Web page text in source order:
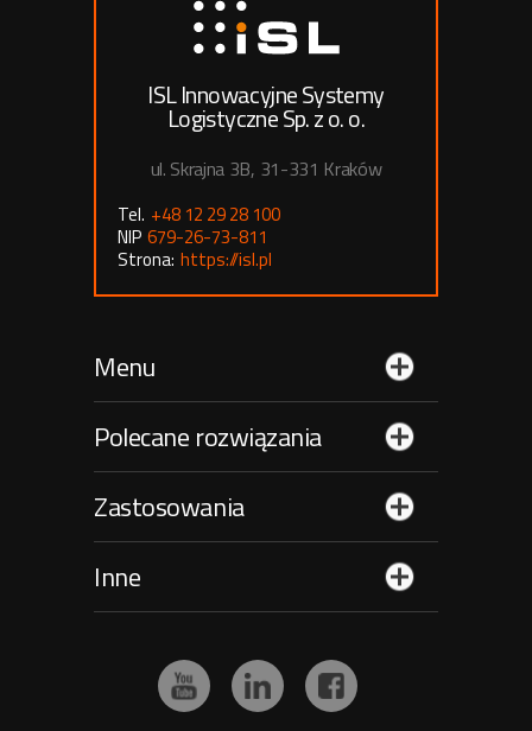
ISL Innowacyjne Systemy
Logistyczne Sp. z o. o.
ul. Skrajna 3B, 31-331 Kraków
Tel. +48 12 29 28 100
NIP 679-26-73-811
Strona: https://isl.pl
Menu
Polecane rozwiązania
Zastosowania
Inne